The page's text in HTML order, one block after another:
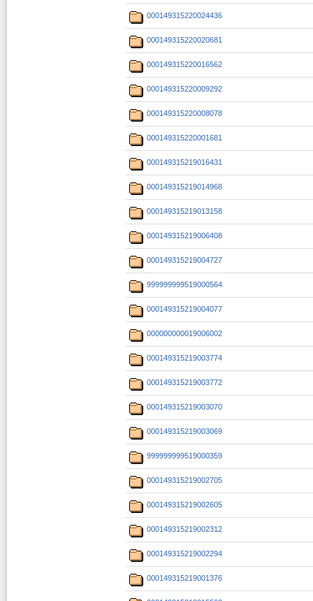
000149315220024436
000149315220020681
000149315220016562
000149315220009292
000149315220008078
000149315220001681
000149315219016431
000149315219014968
000149315219013158
000149315219006408
000149315219004727
999999999519000564
000149315219004077
000000000019006002
000149315219003774
000149315219003772
000149315219003070
000149315219003069
999999999519000359
000149315219002705
000149315219002605
000149315219002312
000149315219002294
000149315219001376